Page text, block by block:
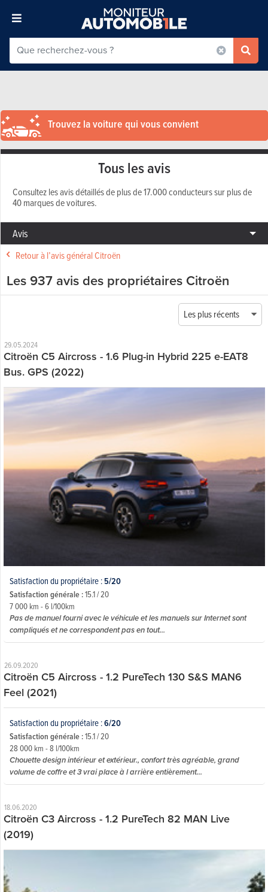
Trouvez la voiture qui vous convient
Tous les avis
Consultez les avis détaillés de plus de 17.000 conducteurs sur plus de
40 marques de voitures.
Avis
Retour à l’avis général Citroën
Les 937 avis des propriétaires Citroën
Les plus récents
29.05.2024
Citroën C5 Aircross - 1.6 Plug-in Hybrid 225 e-EAT8
Bus. GPS (2022)
Satisfaction du propriétaire :5/20
Satisfaction générale :15.1 / 20
7 000 km - 6 l/100km
Pas de manuel fourni avec le véhicule et les manuels sur Internet sont
compliqués et ne correspondent pas en tout...
26.09.2020
Citroën C5 Aircross - 1.2 PureTech 130 S&S MAN6
Feel (2021)
Satisfaction du propriétaire :6/20
Satisfaction générale :15.1 / 20
28 000 km - 8 l/100km
Chouette design intérieur et extérieur., confort très agréable, grand
volume de coffre et 3 vrai place à l arrière entièrement...
18.06.2020
Citroën C3 Aircross - 1.2 PureTech 82 MAN Live
(2019)